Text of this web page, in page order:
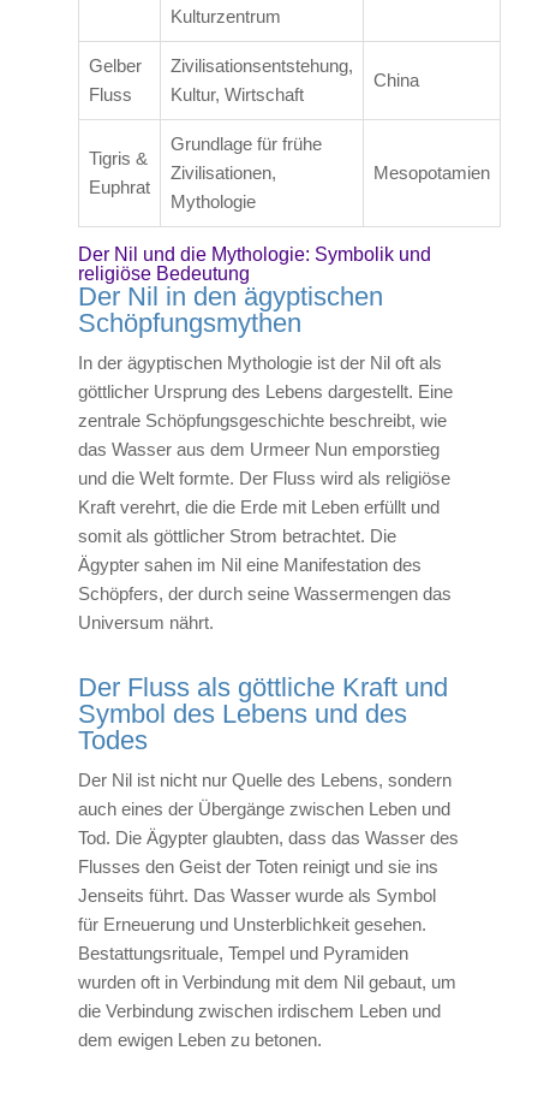
Kulturzentrum
Gelber
Fluss
Zivilisationsentstehung,
Kultur, Wirtschaft
China
Tigris &
Euphrat
Grundlage für frühe
Zivilisationen,
Mythologie
Mesopotamien
Der Nil und die Mythologie: Symbolik und
religiöse Bedeutung
Der Nil in den ägyptischen
Schöpfungsmythen
In der ägyptischen Mythologie ist der Nil oft als
göttlicher Ursprung des Lebens dargestellt. Eine
zentrale Schöpfungsgeschichte beschreibt, wie
das Wasser aus dem Urmeer Nun emporstieg
und die Welt formte. Der Fluss wird als religiöse
Kraft verehrt, die die Erde mit Leben erfüllt und
somit als göttlicher Strom betrachtet. Die
Ägypter sahen im Nil eine Manifestation des
Schöpfers, der durch seine Wassermengen das
Universum nährt.
Der Fluss als göttliche Kraft und
Symbol des Lebens und des
Todes
Der Nil ist nicht nur Quelle des Lebens, sondern
auch eines der Übergänge zwischen Leben und
Tod. Die Ägypter glaubten, dass das Wasser des
Flusses den Geist der Toten reinigt und sie ins
Jenseits führt. Das Wasser wurde als Symbol
für Erneuerung und Unsterblichkeit gesehen.
Bestattungsrituale, Tempel und Pyramiden
wurden oft in Verbindung mit dem Nil gebaut, um
die Verbindung zwischen irdischem Leben und
dem ewigen Leben zu betonen.